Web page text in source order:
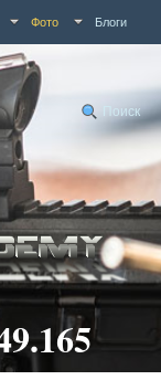
Фото Блоги
Поиск